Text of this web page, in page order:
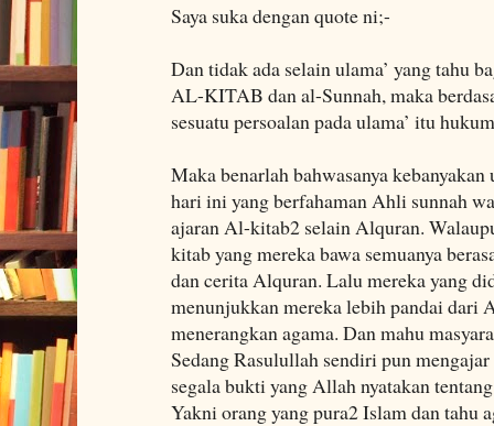
Saya suka dengan quote ni;-
Dan tidak ada selain ulama’ yang tahu
AL-KITAB dan al-Sunnah, maka
sesuatu persoalan pada ulama’ itu
Maka benarlah bahwasanya
hari ini yang berfahaman Ahli sunnah
ajaran Al-kitab2 selain Alquran.
kitab yang mereka bawa semuanya
dan cerita Alquran. Lalu mereka yang
menunjukkan mereka lebih pandai dari
menerangkan agama. Dan mahu
Sedang Rasulullah sendiri pun
segala bukti yang Allah nyatakan
Yakni orang yang pura2 Islam dan tahu